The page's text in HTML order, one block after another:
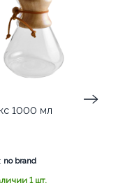
1000 мл
no brand
1 шт.